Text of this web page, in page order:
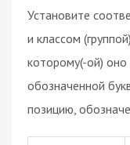
Установите
и классом
которому(-ой)
обозначенной
позицию,